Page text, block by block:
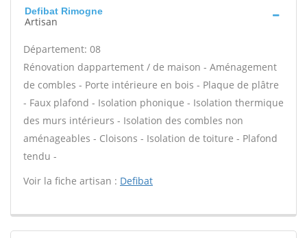
Defibat Rimogne
Artisan
Département: 08
Rénovation dappartement / de maison - Aménagement
de combles - Porte intérieure en bois - Plaque de plâtre
- Faux plafond - Isolation phonique - Isolation thermique
des murs intérieurs - Isolation des combles non
aménageables - Cloisons - Isolation de toiture - Plafond
tendu -
Voir la fiche artisan : Defibat